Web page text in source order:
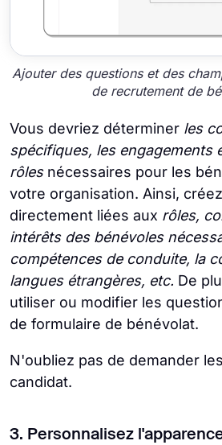
Ajouter des questions et des
de recrutement de
Vous devriez déterminer les
spécifiques, les engagements
rôlesnécessaires pour les
votre organisation. Ainsi,
directement liées aux rôles,
intérêts des bénévoles
compétences de conduite, la
langues étrangères, etc. De
utiliser ou modifier les
de formulaire de bénévolat.
N'oubliez pas de demander
candidat.
3. Personnalisez